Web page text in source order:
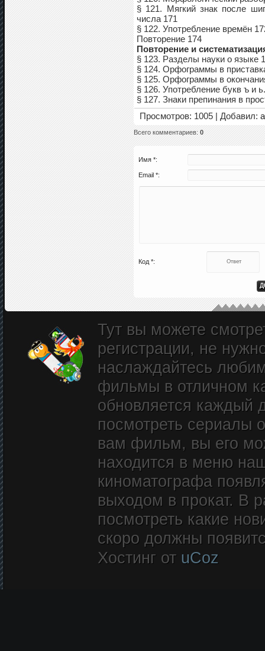
§ 121. Мягкий знак после
числа 171
§ 122. Употребление времён
Повторение 174
Повторение и
§ 123. Разделы науки о языке
§ 124. Орфограммы в
§ 125. Орфограммы в
§ 126. Употребление букв ъ и
§ 127. Знаки препинания в
Просмотров: 1005 | Добавил:
Всего комментариев:0
Имя *:
Email *:
Код *:
Тут вы можете
регистрации, не
наслаждайтесь
фильмы в отличном
обновляется
посмотреть сериалы
вам фильм, вы его
находится в меню
киноматографа
выходом в прокат. В
посмотреть какие
скоро должны
Хостинг от uCoz